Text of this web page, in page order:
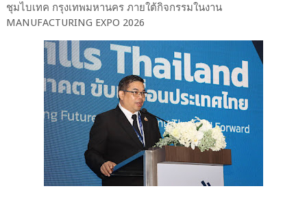
ชุมไบเทค กรุงเทพมหานคร ภายใต้กิจกรรมในงาน
MANUFACTURING EXPO 2026